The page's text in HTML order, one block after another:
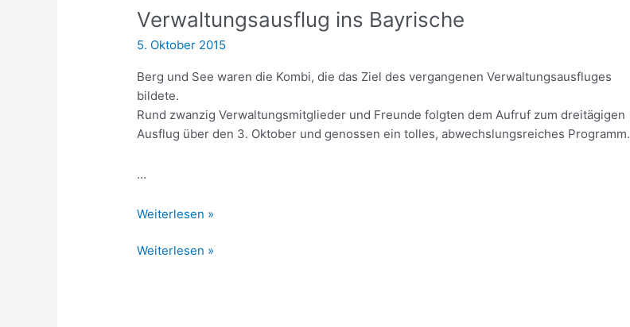
Verwaltungsausflug ins Bayrische
5. Oktober 2015
Berg und See waren die Kombi, die das Ziel des vergangenen Verwaltungsausfluges
bildete.
Rund zwanzig Verwaltungsmitglieder und Freunde folgten dem Aufruf zum dreitägigen
Ausflug über den 3. Oktober und genossen ein tolles, abwechslungsreiches Programm.
…
Verwaltungsausflug
Bayrische
Weiterlesen »
Verwaltungsausflug
Weiterlesen »